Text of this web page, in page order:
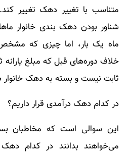
متناسب با تغییر دهک تغییر
شناور بودن دهک بندی خانوار
ماه یک بار، اما چیزی که
خلاف دوره‌های قبل که مبلغ یارانه
ثابت نیست و بسته به دهک خانوار
در کدام دهک درآمدی قرار داریم؟
این سوالی است که مخاطبان
می‌خواهند بدانند در کدام دهک